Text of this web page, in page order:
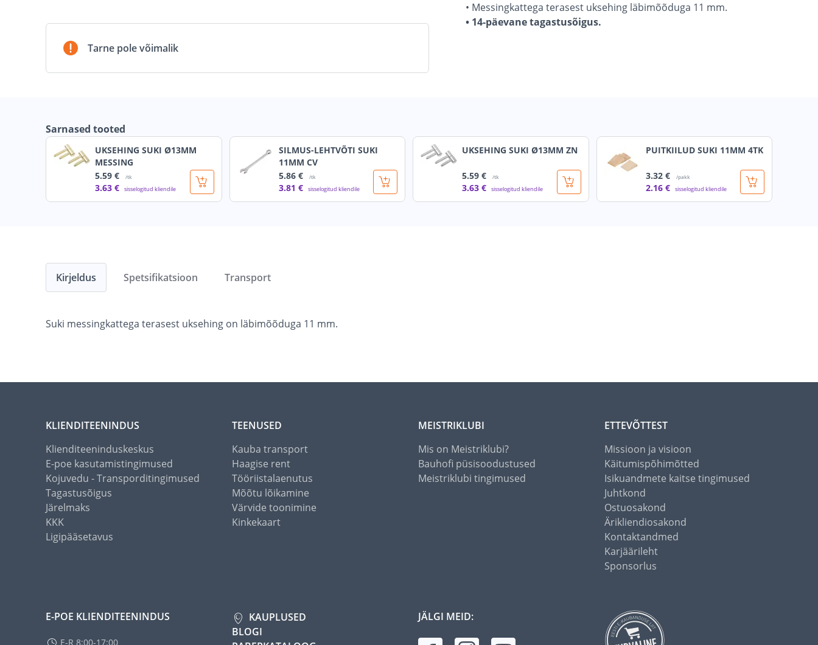
Tarne pole võimalik
• Messingkattega terasest uksehing läbimõõduga 11 mm.
• 14-päevane tagastusõigus.
Sarnased tooted
UKSEHING SUKI Ø13MM
MESSING
5.59 € /tk
3.63 € sisselogitud kliendile
SILMUS-LEHTVÕTI SUKI
11MM CV
5.86 € /tk
3.81 € sisselogitud kliendile
UKSEHING SUKI Ø13MM ZN
5.59 € /tk
3.63 € sisselogitud kliendile
PUITKIILUD SUKI 11MM 4TK
3.32 € /pakk
2.16 € sisselogitud kliendile
Kirjeldus
Suki messingkattega terasest uksehing on läbimõõduga 11 mm.
Spetsifikatsioon Transport
KLIENDITEENINDUS
Klienditeeninduskeskus
E-poe kasutamistingimused
Kojuvedu - Transporditingimused
Tagastusõigus
Järelmaks
KKK
Ligipääsetavus
TEENUSED
Kauba transport
Haagise rent
Tööriistalaenutus
Mõõtu lõikamine
Värvide toonimine
Kinkekaart
MEISTRIKLUBI
Mis on Meistriklubi?
Bauhofi püsisoodustused
Meistriklubi tingimused
ETTEVÕTTEST
Missioon ja visioon
Käitumispõhimõtted
Isikuandmete kaitse tingimused
Juhtkond
Ostuosakond
Ärikliendiosakond
Kontaktandmed
Karjäärileht
Sponsorlus
E-POE KLIENDITEENINDUS
E-R 8:00-17:00
KAUPLUSED
BLOGI
JÄLGI MEID: